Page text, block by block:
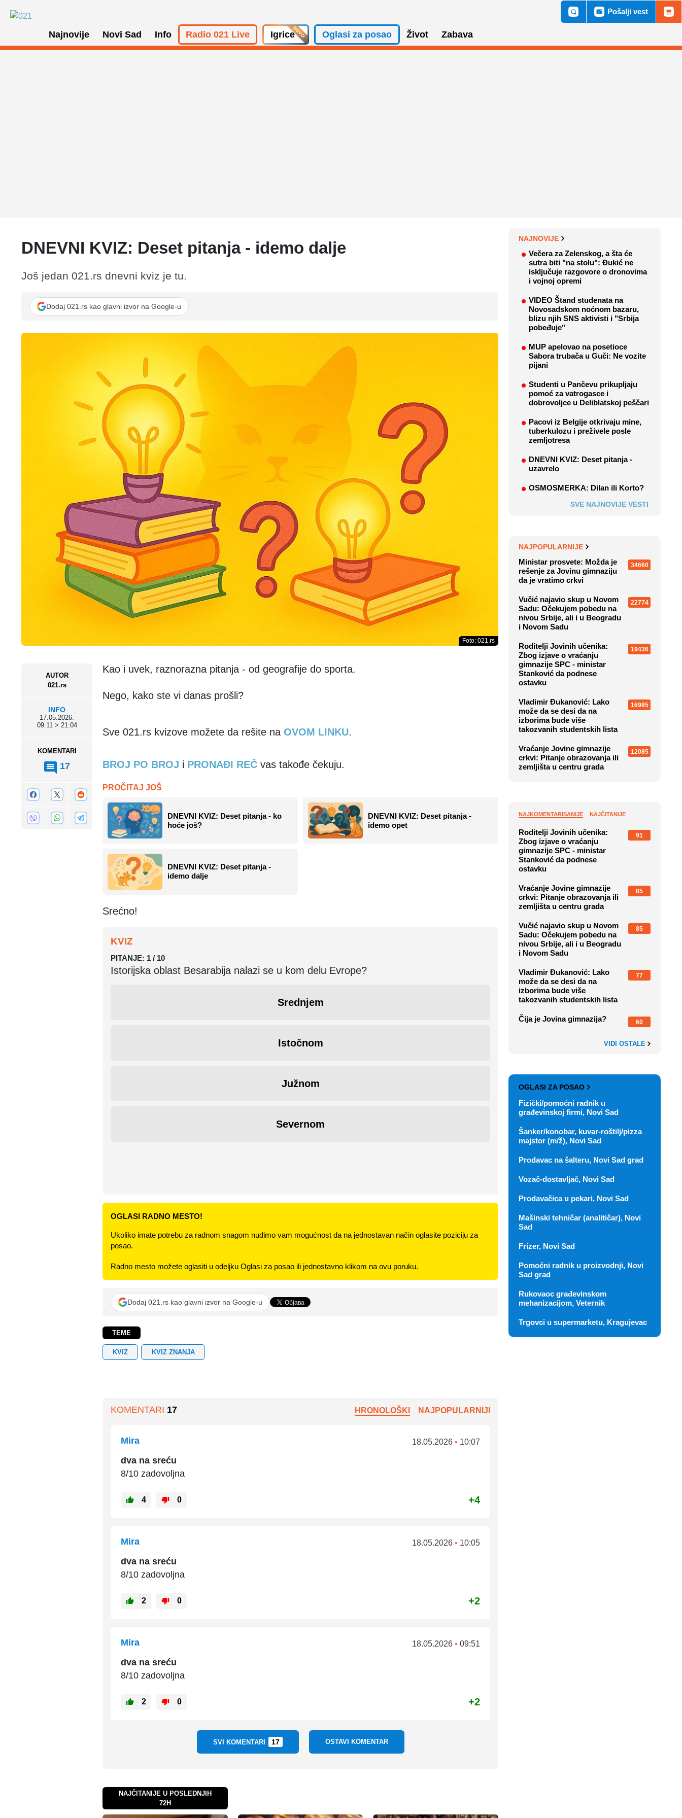
Najnovije Novi Sad Info Radio 021 Live Igrice Oglasi za posao Život Zabava
Pošalji vest
DNEVNI KVIZ: Deset pitanja - idemo dalje
AUTOR
021.rs
INFO
17.05.2026.
09:11 > 21:04
KOMENTARI
17
Još jedan 021.rs dnevni kviz je tu.
Dodaj 021.rs kao glavni izvor na Google-u
Foto: 021.rs
Kao i uvek, raznorazna pitanja - od geografije do sporta.
Nego, kako ste vi danas prošli?
Sve 021.rs kvizove možete da rešite na OVOM LINKU.
BROJ PO BROJ i PRONAĐI REČ vas takođe čekuju.
PROČITAJ JOŠ
DNEVNI KVIZ: Deset pitanja - ko
hoće još?
DNEVNI KVIZ: Deset pitanja -
idemo opet
DNEVNI KVIZ: Deset pitanja -
idemo dalje
Srećno!
KVIZ
PITANJE: 1 / 10
Istorijska oblast Besarabija nalazi se u kom delu Evrope?
Srednjem
Istočnom
Južnom
Severnom
OGLASI RADNO MESTO!
Ukoliko imate potrebu za radnom snagom nudimo vam mogućnost da na jednostavan način oglasite poziciju za
posao.
Radno mesto možete oglasiti u odeljku Oglasi za posao ili jednostavno klikom na ovu poruku.
Dodaj 021.rs kao glavni izvor na Google-u
TEME
KVIZ KVIZ ZNANJA
KOMENTARI 17 HRONOLOŠKI NAJPOPULARNIJI
Mira 18.05.2026 • 10:07
dva na sreću
8/10 zadovoljna
4 0 +4
Mira 18.05.2026 • 10:05
dva na sreću
8/10 zadovoljna
2 0 +2
Mira 18.05.2026 • 09:51
dva na sreću
8/10 zadovoljna
2 0 +2
SVI KOMENTARI 17 OSTAVI KOMENTAR
NAJČITANIJE U POSLEDNJIH
72H
NAJNOVIJE
Večera za Zelenskog, a šta će
sutra biti "na stolu": Đukić ne
isključuje razgovore o dronovima
i vojnoj opremi
VIDEO Štand studenata na
Novosadskom noćnom bazaru,
blizu njih SNS aktivisti i "Srbija
pobeđuje"
MUP apelovao na posetioce
Sabora trubača u Guči: Ne vozite
pijani
Studenti u Pančevu prikupljaju
pomoć za vatrogasce i
dobrovoljce u Deliblatskoj peščari
Pacovi iz Belgije otkrivaju mine,
tuberkulozu i preživele posle
zemljotresa
DNEVNI KVIZ: Deset pitanja -
uzavrelo
OSMOSMERKA: Dilan ili Korto?
SVE NAJNOVIJE VESTI
NAJPOPULARNIJE
Ministar prosvete: Možda je
rešenje za Jovinu gimnaziju
da je vratimo crkvi
34660
Vučić najavio skup u Novom
Sadu: Očekujem pobedu na
nivou Srbije, ali i u Beogradu
i Novom Sadu
22774
Roditelji Jovinih učenika:
Zbog izjave o vraćanju
gimnazije SPC - ministar
Stanković da podnese
ostavku
19436
Vladimir Đukanović: Lako
može da se desi da na
izborima bude više
takozvanih studentskih lista
16985
Vraćanje Jovine gimnazije
crkvi: Pitanje obrazovanja ili
zemljišta u centru grada
12085
NAJKOMENTARISANIJE NAJČITANIJE
Roditelji Jovinih učenika:
Zbog izjave o vraćanju
gimnazije SPC - ministar
Stanković da podnese
ostavku
91
Vraćanje Jovine gimnazije
crkvi: Pitanje obrazovanja ili
zemljišta u centru grada
85
Vučić najavio skup u Novom
Sadu: Očekujem pobedu na
nivou Srbije, ali i u Beogradu
i Novom Sadu
85
Vladimir Đukanović: Lako
može da se desi da na
izborima bude više
takozvanih studentskih lista
77
Čija je Jovina gimnazija? 60
VIDI OSTALE
OGLASI ZA POSAO
Fizički/pomoćni radnik u
građevinskoj firmi, Novi Sad
Šanker/konobar, kuvar-roštilj/pizza
majstor (m/ž), Novi Sad
Prodavac na šalteru, Novi Sad grad
Vozač-dostavljač, Novi Sad
Prodavačica u pekari, Novi Sad
Mašinski tehničar (analitičar), Novi
Sad
Frizer, Novi Sad
Pomoćni radnik u proizvodnji, Novi
Sad grad
Rukovaoc građevinskom
mehanizacijom, Veternik
Trgovci u supermarketu, Kragujevac